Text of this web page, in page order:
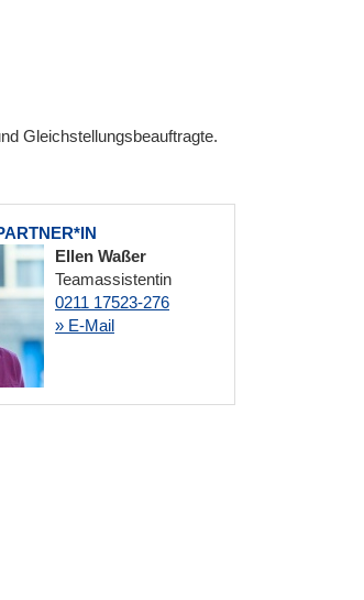
Gleichstellungsbeauftragte.
Ellen Waßer
Teamassistentin
0211 17523-276
» E-Mail